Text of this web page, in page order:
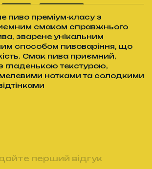
пиво преміум-класу з
смаком справжнього
зварене унікальним
способом пивоваріння, що
Смак пива приємний,
гладенькою текстурою,
нотками та солодкими
перший відгук